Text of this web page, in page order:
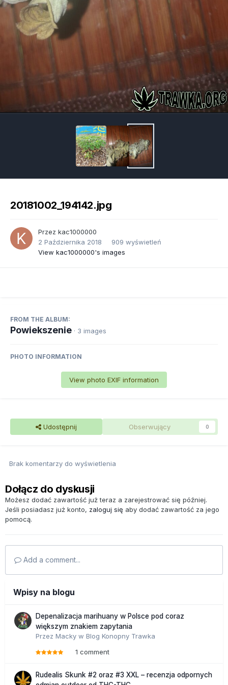
Image Tools
20181002_194142.jpg
Przez kac1000000
2 Października 2018
909 wyświetleń
View kac1000000's images
FROM THE ALBUM:
Powiekszenie · 3 images
PHOTO INFORMATION
View photo EXIF information
Udostępnij Obserwujący 0
Brak komentarzy do wyświetlenia
Dołącz do dyskusji
Możesz dodać zawartość już teraz a zarejestrować się później.
Jeśli posiadasz już konto, zaloguj się aby dodać zawartość za jego
pomocą.
Add a comment...
Wpisy na blogu
Depenalizacja marihuany w Polsce pod coraz
większym znakiem zapytania
Przez Macky w Blog Konopny Trawka
1 comment
Rudealis Skunk #2 oraz #3 XXL – recenzja odpornych